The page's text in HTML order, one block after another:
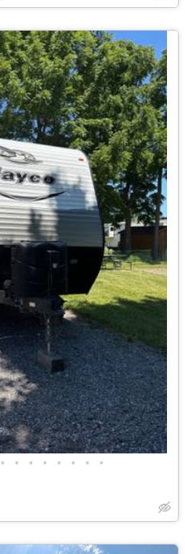
• • • • • • • •